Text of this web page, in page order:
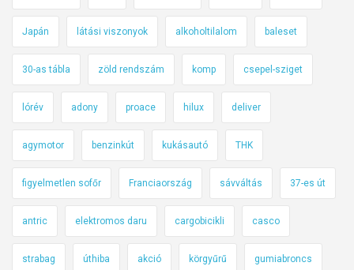
Japán látási viszonyok alkoholtilalom baleset
30-as tábla zöld rendszám komp csepel-sziget
lórév adony proace hilux deliver
agymotor benzinkút kukásautó THK
figyelmetlen sofőr Franciaország sávváltás 37-es út
antric elektromos daru cargobicikli casco
strabag úthiba akció körgyűrű gumiabroncs